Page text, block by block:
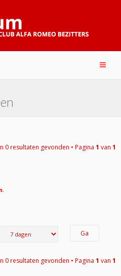
0 resultaten gevonden • Pagina 1 van 1
0 resultaten gevonden • Pagina 1 van 1